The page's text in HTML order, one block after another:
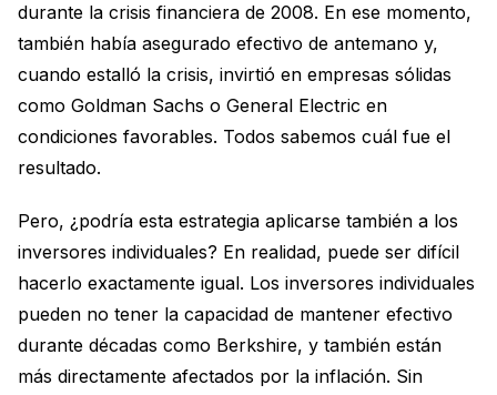
durante la crisis financiera de 2008. En ese momento,
también había asegurado efectivo de antemano y,
cuando estalló la crisis, invirtió en empresas sólidas
como Goldman Sachs o General Electric en
condiciones favorables. Todos sabemos cuál fue el
resultado.
Pero, ¿podría esta estrategia aplicarse también a los
inversores individuales? En realidad, puede ser difícil
hacerlo exactamente igual. Los inversores individuales
pueden no tener la capacidad de mantener efectivo
durante décadas como Berkshire, y también están
más directamente afectados por la inflación. Sin